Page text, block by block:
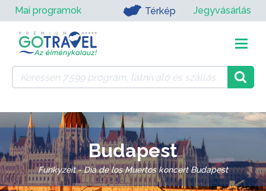
Mai programok Térkép Jegyvásárlás
Budapest
Funkyzeit - Día de los Muertos koncert Budapest